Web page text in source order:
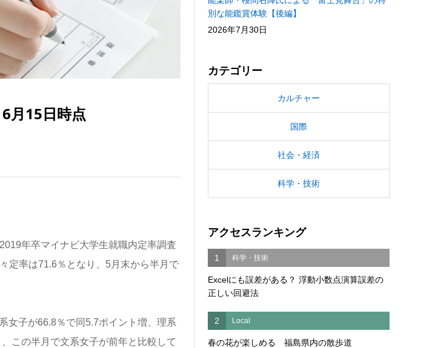
月15日時点
年卒マイナビ大学生就職内定率調査
定率は71.6％となり、5月末から半月で
女子が66.8％で同5.7ポイント増、理系
この半月で文系女子が前年と比較して
別な能鑑賞体験【後編】
2026年7月30日
カテゴリー
カルチャー
国際
社会・経済
科学・技術
アクセスランキング
1 科学・技術
Excelにも誤差がある？ 浮動小数点演算誤差の
正しい回避法
2 Local
春の花が楽しめる 福島県内の散歩道